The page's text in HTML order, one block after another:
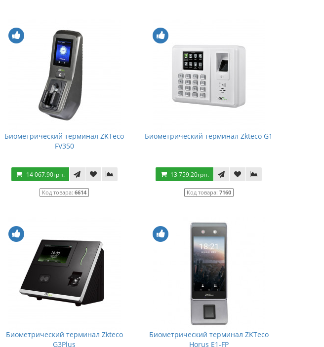
Биометрический терминал ZKTeco
FV350
14 067.90грн.
Код товара:6614
Биометрический терминал Zkteco G1
13 759.20грн.
Код товара: 7160
Биометрический терминал Zkteco
G3Plus
Биометрический терминал ZKTeco
Horus E1-FP